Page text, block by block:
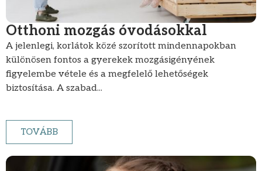
Otthoni mozgás óvodásokkal
A jelenlegi, korlátok közé szorított mindennapokban
különösen fontos a gyerekek mozgásigényének
figyelembe vétele és a megfelelő lehetőségek
biztosítása. A szabad...
TOVÁBB